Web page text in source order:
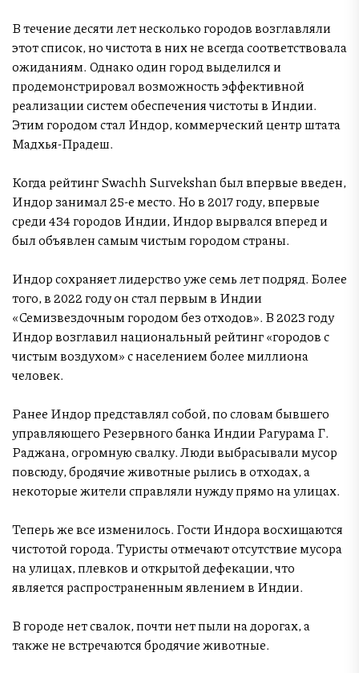
В течение десяти лет несколько городов возглавляли
этот список, но чистота в них не всегда соответствовала
ожиданиям. Однако один город выделился и
продемонстрировал возможность эффективной
реализации систем обеспечения чистоты в Индии.
Этим городом стал Индор, коммерческий центр штата
Мадхья-Прадеш.
Когда рейтинг Swachh Survekshan был впервые введен,
Индор занимал 25-е место. Но в 2017 году, впервые
среди 434 городов Индии, Индор вырвался вперед и
был объявлен самым чистым городом страны.
Индор сохраняет лидерство уже семь лет подряд. Более
того, в 2022 году он стал первым в Индии
«Семизвездочным городом без отходов». В 2023 году
Индор возглавил национальный рейтинг «городов с
чистым воздухом» с населением более миллиона
человек.
Ранее Индор представлял собой, по словам бывшего
управляющего Резервного банка Индии Рагурама Г.
Раджана, огромную свалку. Люди выбрасывали мусор
повсюду, бродячие животные рылись в отходах, а
некоторые жители справляли нужду прямо на улицах.
Теперь же все изменилось. Гости Индора восхищаются
чистотой города. Туристы отмечают отсутствие мусора
на улицах, плевков и открытой дефекации, что
является распространенным явлением в Индии.
В городе нет свалок, почти нет пыли на дорогах, а
также не встречаются бродячие животные.